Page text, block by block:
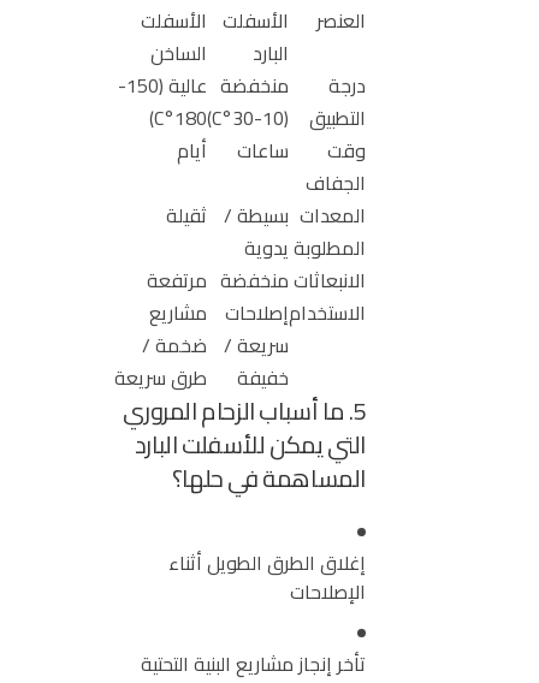
العنصر
الأسفلت
البارد
الأسفلت
الساخن
درجة
التطبيق
منخفضة
(10-30°C)
عالية (150-
180°C)
وقت
الجفاف
ساعات
أيام
المعدات
المطلوبة
بسيطة /
يدوية
ثقيلة
الانبعاثاتمنخفضة مرتفعة
الاستخدامإصلاحات
سريعة /
خفيفة
مشاريع
ضخمة /
طرق سريعة
5. ما أسباب الزحام المروري
التي يمكن للأسفلت البارد
المساهمة في حلها؟
إغلاق الطرق الطويل أثناء
الإصلاحات
تأخر إنجاز مشاريع البنية التحتية